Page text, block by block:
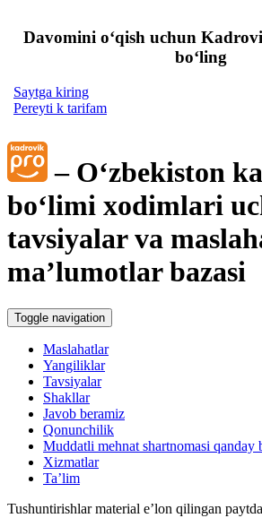
Davomini oʻqish uchun
boʻling
Saytga kiring
Pereyti k tarifam
– Oʻzbekiston
boʻlimi хodimlari
tavsiyalar va
ma’lumotlar bazasi
Toggle navigation
Maslahatlar
Yangiliklar
Tavsiyalar
Shakllar
Javob beramiz
Qonunchilik
Muddatli mehnat shartnomasi qanday
Xizmatlar
Ta’lim
Tushuntirishlar material e’lon qilingan